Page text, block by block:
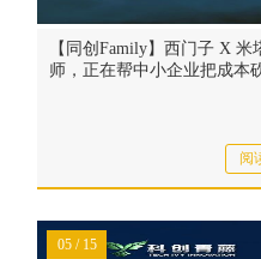
【同创Family】西门子 X
师，正在帮中小企业把成本
阅
05 / 15